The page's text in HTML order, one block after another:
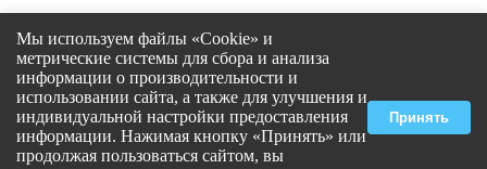
Мы используем файлы «Cookie» и
метрические системы для сбора и анализа
информации о производительности и
использовании сайта, а также для улучшения и
индивидуальной настройки предоставления
информации. Нажимая кнопку «Принять» или
продолжая пользоваться сайтом, вы
Принять
Select at least 2 products
to compare
Смотреть сравнение